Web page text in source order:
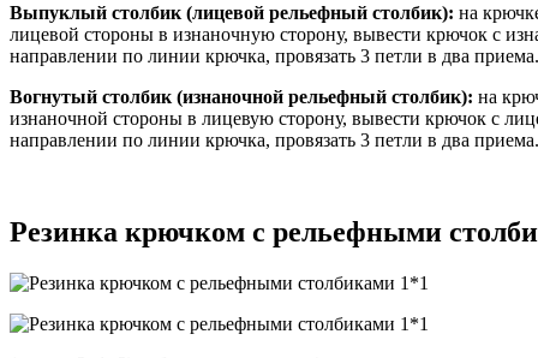
Выпуклый столбик (лицевой рельефный столбик): на
лицевой стороны в изнаночную сторону, вывести крючок с
направлении по линии крючка, провязать 3 петли в два приема.
Вогнутый столбик (изнаночной рельефный столбик): на
изнаночной стороны в лицевую сторону, вывести крючок с
направлении по линии крючка, провязать 3 петли в два приема.
Резинка крючком с рельефными